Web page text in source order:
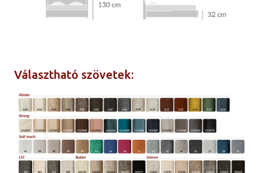
Választható szövetek: